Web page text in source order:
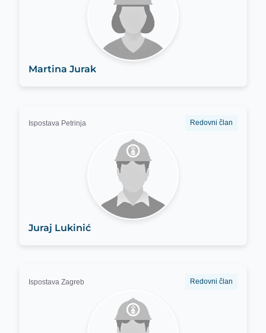
Martina Jurak
Ispostava Petrinja Redovni član
Juraj Lukinić
Ispostava Zagreb Redovni član